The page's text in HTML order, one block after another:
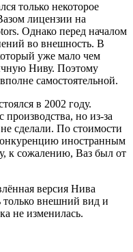
только некоторое
лицензии на
Однако перед началом
во внешность. В
уже мало чем
Ниву. Поэтому
самостоятельной.
в 2002 году.
но из-за
сделали. По стоимости
иностранным
к сожалению, Ваз был от
версия Нива
только внешний вид и
не изменилась.